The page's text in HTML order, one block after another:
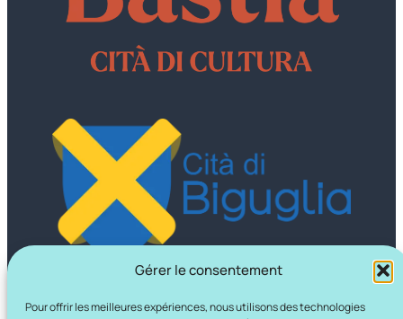
Gérer le consentement
Pour offrir les meilleures expériences, nous utilisons des technologies